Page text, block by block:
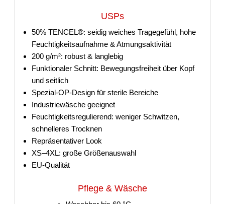
USPs
50% TENCEL®: seidig weiches Tragegefühl, hohe
Feuchtigkeitsaufnahme & Atmungsaktivität
200 g/m²: robust & langlebig
Funktionaler Schnitt: Bewegungsfreiheit über Kopf
und seitlich
Spezial-OP-Design für sterile Bereiche
Industriewäsche geeignet
Feuchtigkeitsregulierend: weniger Schwitzen,
schnelleres Trocknen
Repräsentativer Look
XS–4XL: große Größenauswahl
EU-Qualität
Pflege & Wäsche